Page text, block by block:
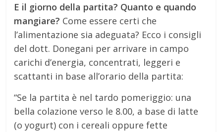
E il giorno della partita? Quanto e quando
mangiare? Come essere certi che
l’alimentazione sia adeguata? Ecco i consigli
del dott. Donegani per arrivare in campo
carichi d’energia, concentrati, leggeri e
scattanti in base all’orario della partita:
“Se la partita è nel tardo pomeriggio: una
bella colazione verso le 8.00, a base di latte
(o yogurt) con i cereali oppure fette